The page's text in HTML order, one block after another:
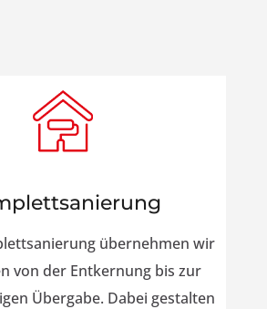
übernehmen wir
von der Entkernung bis zur
Übergabe. Dabei gestalten